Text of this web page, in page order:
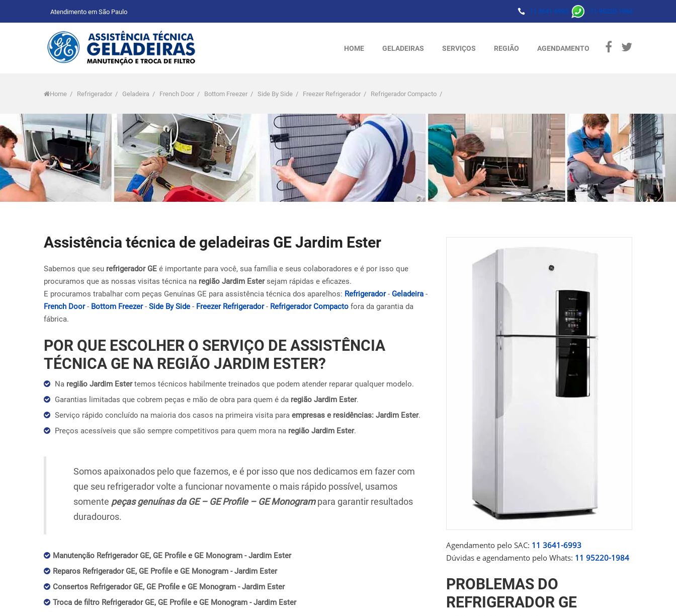
Atendimento em São Paulo 11 3641-6993 11 95220-1984
HOME GELADEIRAS SERVIÇOS REGIÃO AGENDAMENTO
Home / Refrigerador / Geladeira / French Door / Bottom Freezer / Side By Side / Freezer Refrigerador / Refrigerador Compacto /
Assistência técnica de geladeiras GE Jardim Ester
Sabemos que seu refrigerador GE é importante para você, sua família e seus colaboradores e é por isso que
procuramos que as nossas visitas técnica na região Jardim Estersejam rápidas e eficazes.
E procuramos trabalhar com peças Genuínas GE para assistência técnica dos aparelhos: Refrigerador- Geladeira -
French Door- Bottom Freezer- Side By Side - Freezer Refrigerador- Refrigerador Compacto fora da garantia da
fábrica.
POR QUE ESCOLHER O SERVIÇO DE ASSISTÊNCIA
TÉCNICA GE NA REGIÃO JARDIM ESTER?
Na região Jardim Estertemos técnicos habilmente treinados que podem atender reparar qualquer modelo.
Garantias limitadas que cobrem peças e mão de obra para quem é da região Jardim Ester.
Serviço rápido concluído na maioria dos casos na primeira visita para empresas e residências: Jardim Ester.
Preços acessíveis que são sempre competitivos para quem mora na região Jardim Ester.
Somos apaixonados pelo que fazemos, e é por isso que nos dedicamos em fazer com
que seu refrigerador volte a funcionar novamente o mais rápido possível, usamos
somente peças genuínas da GE – GE Profile – GE Monogrampara garantir resultados
duradouros.
Manutenção Refrigerador GE, GE Profile e GE Monogram - Jardim Ester
Reparos Refrigerador GE, GE Profile e GE Monogram - Jardim Ester
Consertos Refrigerador GE, GE Profile e GE Monogram - Jardim Ester
Troca de filtro Refrigerador GE, GE Profile e GE Monogram - Jardim Ester
Agendamento pelo SAC: 11 3641-6993
Dúvidas e agendamento pelo Whats: 11 95220-1984
PROBLEMAS DO
REFRIGERADOR GE